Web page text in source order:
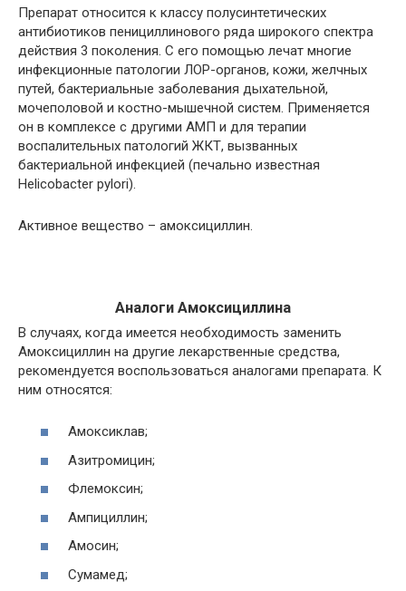
Препарат относится к классу полусинтетических
антибиотиков пенициллинового ряда широкого спектра
действия 3 поколения. С его помощью лечат многие
инфекционные патологии ЛОР-органов, кожи, желчных
путей, бактериальные заболевания дыхательной,
мочеполовой и костно-мышечной систем. Применяется
он в комплексе с другими АМП и для терапии
воспалительных патологий ЖКТ, вызванных
бактериальной инфекцией (печально известная
Helicobacter pylori).
Активное вещество – амоксициллин.
Аналоги Амоксициллина
В случаях, когда имеется необходимость заменить
Амоксициллин на другие лекарственные средства,
рекомендуется воспользоваться аналогами препарата. К
ним относятся:
Амоксиклав;
Азитромицин;
Флемоксин;
Ампициллин;
Амосин;
Сумамед;